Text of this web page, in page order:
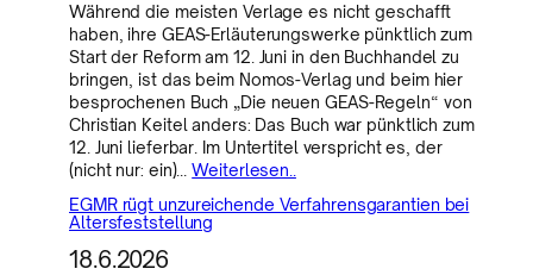
Während die meisten Verlage es nicht geschafft
haben, ihre GEAS-Erläuterungswerke pünktlich zum
Start der Reform am 12. Juni in den Buchhandel zu
bringen, ist das beim Nomos-Verlag und beim hier
besprochenen Buch „Die neuen GEAS-Regeln“ von
Christian Keitel anders: Das Buch war pünktlich zum
12. Juni lieferbar. Im Untertitel verspricht es, der
(nicht nur: ein)…Weiterlesen..
EGMR rügt unzureichende Verfahrensgarantien bei
Altersfeststellung
18.6.2026